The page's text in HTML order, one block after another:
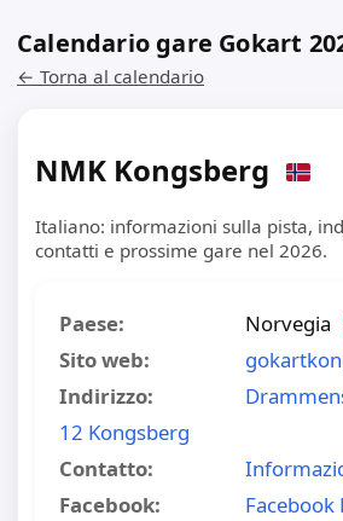
Calendario gare Gokart
← Torna al calendario
NMK Kongsberg
Italiano: informazioni sulla pista,
contatti e prossime gare nel 2026.
Paese:
Norvegia
Sito web:
Indirizzo:
12 Kongsberg
Contatto:
Facebook:
Facebook